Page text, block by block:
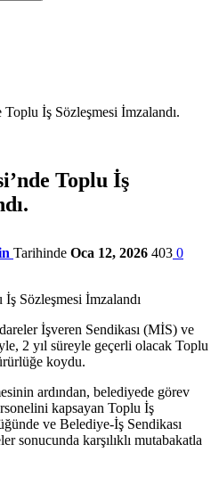
İş Sözleşmesi İmzalandı.
Toplu İş
Tarihinde Oca 12, 2026 403 0
Sözleşmesi İmzalandı
İşveren Sendikası (MİS) ve
2 yıl süreyle geçerli olacak Toplu
koydu.
ardından, belediyede görev
kapsayan Toplu İş
ve Belediye-İş Sendikası
sonucunda karşılıklı mutabakatla